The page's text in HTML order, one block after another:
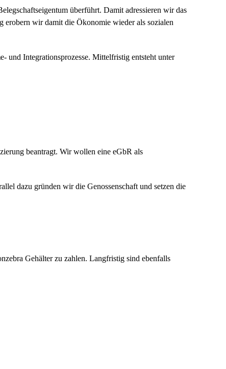
überführt. Damit adressieren wir das
erobern wir damit die Ökonomie wieder als sozialen
und Integrationsprozesse. Mittelfristig entsteht unter
beantragt. Wir wollen eine eGbR als
dazu gründen wir die Genossenschaft und setzen die
Gehälter zu zahlen. Langfristig sind ebenfalls